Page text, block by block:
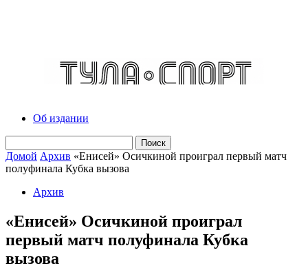
Об издании
Домой Архив «Енисей» Осичкиной проиграл первый матч
полуфинала Кубка вызова
Архив
«Енисей» Осичкиной проиграл
первый матч полуфинала Кубка
вызова